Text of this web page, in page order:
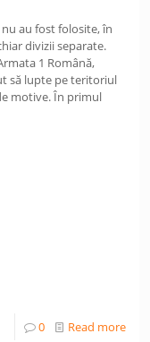
au fost folosite, în
divizii separate.
1 Română,
să lupte pe teritoriul
motive. În primul
0 Read more